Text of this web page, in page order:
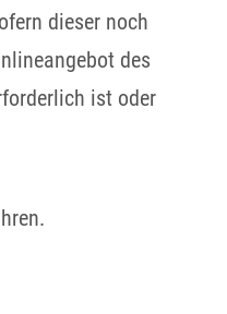
dieser noch
des
ist oder